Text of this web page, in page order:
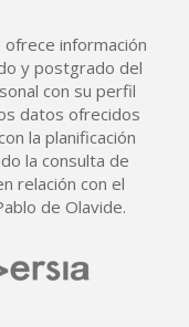
ofrece información
y postgrado del
con su perfil
datos ofrecidos
la planificación
la consulta de
relación con el
de Olavide.